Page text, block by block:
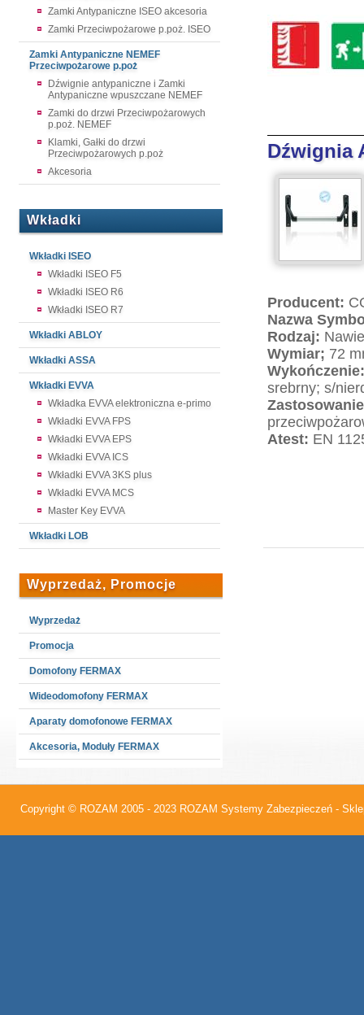
Zamki Antypaniczne ISEO akcesoria
Zamki Przeciwpożarowe p.poż. ISEO
Zamki Antypaniczne NEMEF
Przeciwpożarowe p.poż
Dźwignie antypaniczne i Zamki
Antypaniczne wpuszczane NEMEF
Zamki do drzwi Przeciwpożarowych
p.poż. NEMEF
Klamki, Gałki do drzwi
Przeciwpożarowych p.poż
Akcesoria
Wkładki
Wkładki ISEO
Wkładki ISEO F5
Wkładki ISEO R6
Wkładki ISEO R7
Wkładki ABLOY
Wkładki ASSA
Wkładki EVVA
Wkładka EVVA elektroniczna e-primo
Wkładki EVVA FPS
Wkładki EVVA EPS
Wkładki EVVA ICS
Wkładki EVVA 3KS plus
Wkładki EVVA MCS
Master Key EVVA
Wkładki LOB
Wyprzedaż, Promocje
Wyprzedaż
Promocja
Domofony FERMAX
Wideodomofony FERMAX
Aparaty domofonowe FERMAX
Akcesoria, Moduły FERMAX
Dźwignia
Producent:
Nazwa
Rodzaj:
Wymiar; 72
Wykończenie:
srebrny; s/
Atest: EN
Copyright © ROZAM 2005 - 2023 ROZAM Systemy Zabezpieczeń -